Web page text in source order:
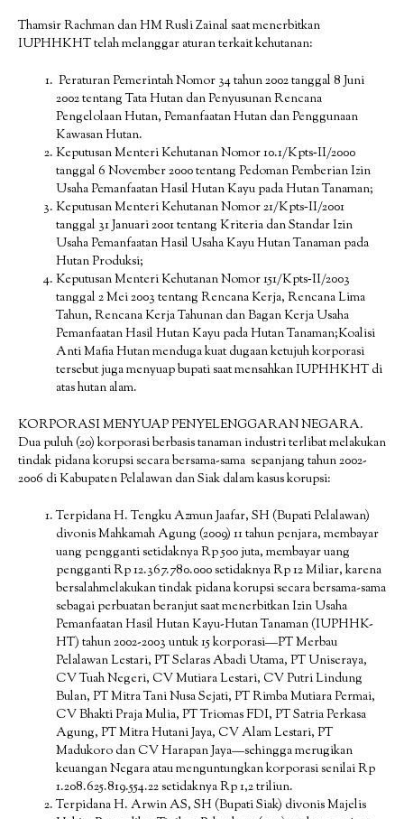
Thamsir Rachman dan HM Rusli Zainal saat menerbitkan
IUPHHKHT telah melanggar aturan terkait kehutanan:
Peraturan Pemerintah Nomor 34 tahun 2002 tanggal 8 Juni
2002 tentang Tata Hutan dan Penyusunan Rencana
Pengelolaan Hutan, Pemanfaatan Hutan dan Penggunaan
Kawasan Hutan.
Keputusan Menteri Kehutanan Nomor 10.1/Kpts‐II/2000
tanggal 6 November 2000 tentang Pedoman Pemberian Izin
Usaha Pemanfaatan Hasil Hutan Kayu pada Hutan Tanaman;
Keputusan Menteri Kehutanan Nomor 21/Kpts‐II/2001
tanggal 31 Januari 2001 tentang Kriteria dan Standar Izin
Usaha Pemanfaatan Hasil Usaha Kayu Hutan Tanaman pada
Hutan Produksi;
Keputusan Menteri Kehutanan Nomor 151/Kpts‐II/2003
tanggal 2 Mei 2003 tentang Rencana Kerja, Rencana Lima
Tahun, Rencana Kerja Tahunan dan Bagan Kerja Usaha
Pemanfaatan Hasil Hutan Kayu pada Hutan Tanaman;Koalisi
Anti Mafia Hutan menduga kuat dugaan ketujuh korporasi
tersebut juga menyuap bupati saat mensahkan IUPHHKHT di
atas hutan alam.
KORPORASI MENYUAP PENYELENGGARAN NEGARA.
Dua puluh (20) korporasi berbasis tanaman industri terlibat melakukan
tindak pidana korupsi secara bersama-sama sepanjang tahun 2002-
2006 di Kabupaten Pelalawan dan Siak dalam kasus korupsi:
Terpidana H. Tengku Azmun Jaafar, SH (Bupati Pelalawan)
divonis Mahkamah Agung (2009) 11 tahun penjara, membayar
uang pengganti setidaknya Rp 500 juta, membayar uang
pengganti Rp 12.367.780.000 setidaknya Rp 12 Miliar, karena
bersalahmelakukan tindak pidana korupsi secara bersama-sama
sebagai perbuatan beranjut saat menerbitkan Izin Usaha
Pemanfaatan Hasil Hutan Kayu-Hutan Tanaman (IUPHHK-
HT) tahun 2002-2003 untuk 15 korporasi—PT Merbau
Pelalawan Lestari, PT Selaras Abadi Utama, PT Uniseraya,
CV Tuah Negeri, CV Mutiara Lestari, CV Putri Lindung
Bulan, PT Mitra Tani Nusa Sejati, PT Rimba Mutiara Permai,
CV Bhakti Praja Mulia, PT Triomas FDI, PT Satria Perkasa
Agung, PT Mitra Hutani Jaya, CV Alam Lestari, PT
Madukoro dan CV Harapan Jaya—sehingga merugikan
keuangan Negara atau menguntungkan korporasi senilai Rp
1.208.625.819.554.22 setidaknya Rp 1,2 triliun.
Terpidana H. Arwin AS, SH (Bupati Siak) divonis Majelis